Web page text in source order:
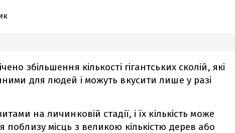
збільшення кількості гігантських сколій, які
для людей і можуть вкусити лише у разі
на личинковій стадії, і їх кількість може
поблизу місць з великою кількістю дерев або